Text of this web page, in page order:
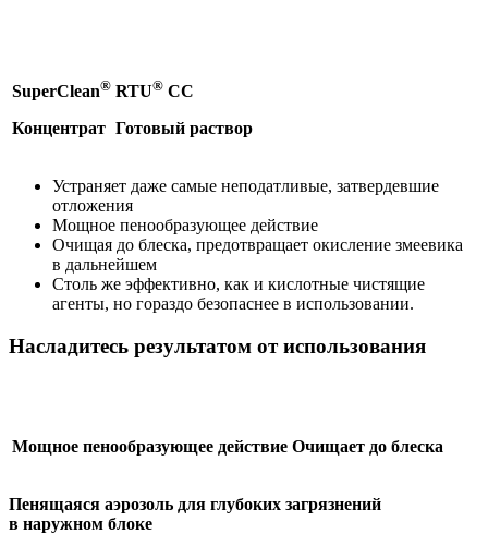
SuperClean®
Концентрат
RTU® CC
Готовый раствор
Устраняет даже самые неподатливые, затвердевшие
отложения
Мощное пенообразующее действие
Очищая до блеска, предотвращает окисление змеевика
в дальнейшем
Столь же эффективно, как и кислотные чистящие
агенты, но гораздо безопаснее в использовании.
Насладитесь результатом от использования
Мощное пенообразующее действие Очищает до блеска
Пенящаяся аэрозоль для глубоких загрязнений
в наружном блоке